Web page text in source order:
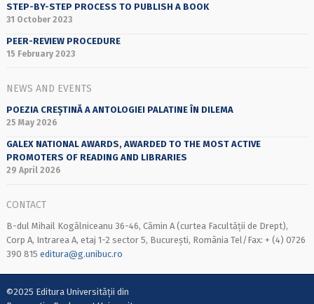
STEP-BY-STEP PROCESS TO PUBLISH A BOOK
31 October 2023
PEER-REVIEW PROCEDURE
15 February 2023
NEWS AND EVENTS
POEZIA CREȘTINĂ A ANTOLOGIEI PALATINE ÎN DILEMA
25 May 2026
GALEX NATIONAL AWARDS, AWARDED TO THE MOST ACTIVE
PROMOTERS OF READING AND LIBRARIES
29 April 2026
CONTACT
B-dul Mihail Kogălniceanu 36-46, Cămin A (curtea Facultății de Drept),
Corp A, Intrarea A, etaj 1-2 sector 5, București, România Tel/Fax: + (4) 0726
390 815 editura@g.unibuc.ro
©2025 Editura Universității din